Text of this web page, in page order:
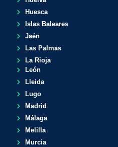
Huesca
Islas Baleares
Jaén
Las Palmas
La Rioja
León
Lleida
Lugo
Madrid
Málaga
Melilla
Murcia